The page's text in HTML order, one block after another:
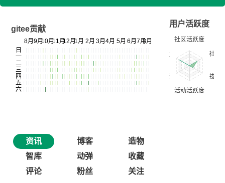
gitee贡献
用户活跃度
资讯 博客
造物
智库
动弹
收藏
评论
粉丝 关注